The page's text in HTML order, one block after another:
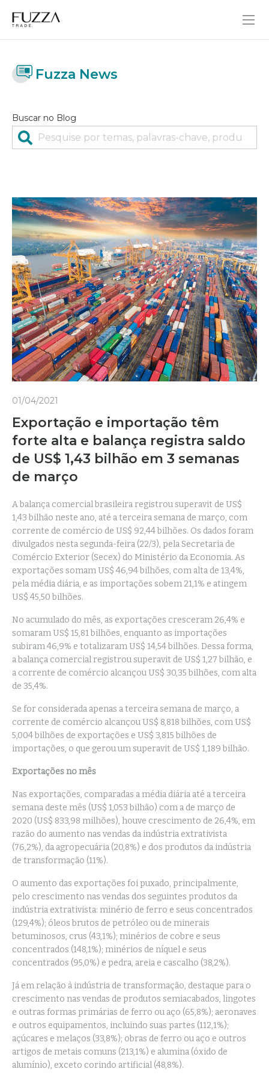
Fuzza Trade
Fuzza News
Buscar no Blog
01/04/2021
Exportação e importação têm
forte alta e balança registra saldo
de US$ 1,43 bilhão em 3 semanas
de março
A balança comercial brasileira registrou superavit de US$
1,43 bilhão neste ano, até a terceira semana de março, com
corrente de comércio de US$ 92,44 bilhões. Os dados foram
divulgados nesta segunda-feira (22/3), pela Secretaria de
Comércio Exterior (Secex) do Ministério da Economia. As
exportações somam US$ 46,94 bilhões, com alta de 13,4%,
pela média diária, e as importações sobem 21,1% e atingem
US$ 45,50 bilhões.
No acumulado do mês, as exportações cresceram 26,4% e
somaram US$ 15,81 bilhões, enquanto as importações
subiram 46,9% e totalizaram US$ 14,54 bilhões. Dessa forma,
a balança comercial registrou superavit de US$ 1,27 bilhão, e
a corrente de comércio alcançou US$ 30,35 bilhões, com alta
de 35,4%.
Se for considerada apenas a terceira semana de março, a
corrente de comércio alcançou US$ 8,818 bilhões, com US$
5,004 bilhões de exportações e US$ 3,815 bilhões de
importações, o que gerou um superavit de US$ 1,189 bilhão.
Exportações no mês
Nas exportações, comparadas a média diária até a terceira
semana deste mês (US$ 1,053 bilhão) com a de março de
2020 (US$ 833,98 milhões), houve crescimento de 26,4%, em
razão do aumento nas vendas da indústria extrativista
(76,2%), da agropecuária (20,8%) e dos produtos da indústria
de transformação (11%).
O aumento das exportações foi puxado, principalmente,
pelo crescimento nas vendas dos seguintes produtos da
indústria extrativista: minério de ferro e seus concentrados
(129,4%); óleos brutos de petróleo ou de minerais
betuminosos, crus (43,1%); minérios de cobre e seus
concentrados (148,1%); minérios de níquel e seus
concentrados (95,0%) e pedra, areia e cascalho (38,2%).
Já em relação à indústria de transformação, destaque para o
crescimento nas vendas de produtos semiacabados, lingotes
e outras formas primárias de ferro ou aço (65,8%); aeronaves
e outros equipamentos, incluindo suas partes (112,1%);
açúcares e melaços (33,8%); obras de ferro ou aço e outros
artigos de metais comuns (213,1%) e alumina (óxido de
alumínio), exceto corindo artificial (48,8%).